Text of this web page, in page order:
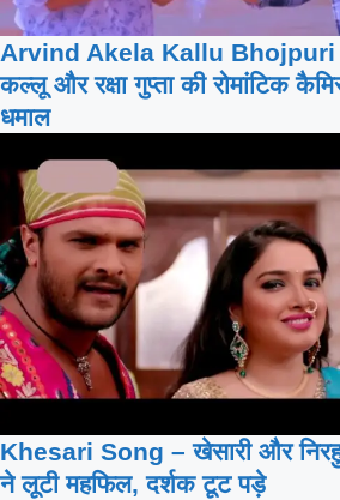
Arvind Akela Kallu Bhojpuri
कल्लू और रक्षा गुप्ता की रोमांटिक
धमाल
Khesari Song – खेसारी और
ने लूटी महफिल, दर्शक टूट पड़े